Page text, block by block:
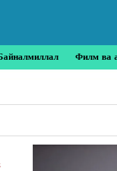
Филм ва